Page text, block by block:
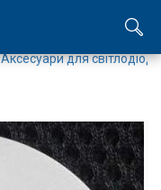
Аксесуари для